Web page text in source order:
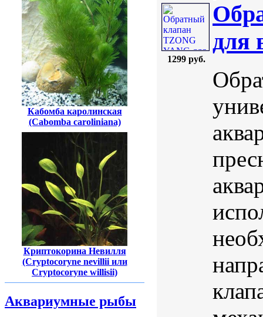
Кабомба каролинская
(Cabomba caroliniana)
Криптокорина Невилля
(Cryptocoryne nevillii или
Cryptocoryne willisii)
Аквариумные рыбы
1299 руб.
для